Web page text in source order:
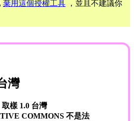
棄用這個授權工具 ，並且不建議你
灣
取樣 1.0 台灣
COMMONS 不是法